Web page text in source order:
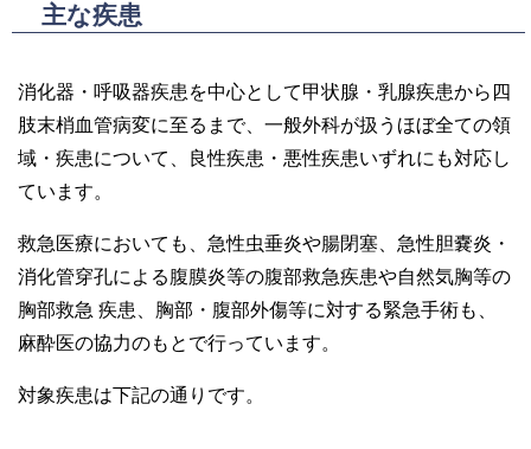
主な疾患
消化器・呼吸器疾患を中心として甲状腺・乳腺疾患から四
肢末梢血管病変に至るまで、一般外科が扱うほぼ全ての領
域・疾患について、良性疾患・悪性疾患いずれにも対応し
ています。
救急医療においても、急性虫垂炎や腸閉塞、急性胆嚢炎・
消化管穿孔による腹膜炎等の腹部救急疾患や自然気胸等の
胸部救急 疾患、胸部・腹部外傷等に対する緊急手術も、
麻酔医の協力のもとで行っています。
対象疾患は下記の通りです。